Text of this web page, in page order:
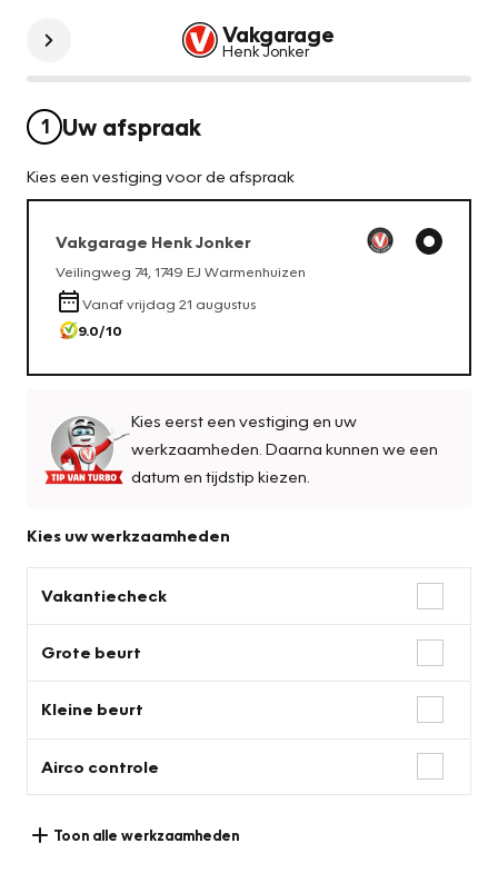
Vakgarage
Henk Jonker
1 Uw afspraak
Kies een vestiging voor de afspraak
Vakgarage Henk Jonker
Veilingweg 74 1749 EJ Warmenhuizen
Vanafvrijdag 21 augustus
9.0/10
Kies eerst een vestiging en uw
werkzaamheden. Daarna kunnen we een
datum en tijdstip kiezen.
Kies uw werkzaamheden
Vakantiecheck
Grote beurt
Kleine beurt
Airco controle
Toon alle werkzaamheden